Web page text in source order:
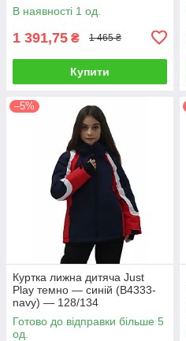
В наявності 1 од.
1 391,75 ₴ 1 465 ₴
Купити
–5%
Куртка лижна дитяча Just
Play темно — синій (B4333-
navy) — 128/134
Готово до відправки більше 5
од.